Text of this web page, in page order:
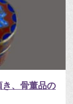
、骨董品の